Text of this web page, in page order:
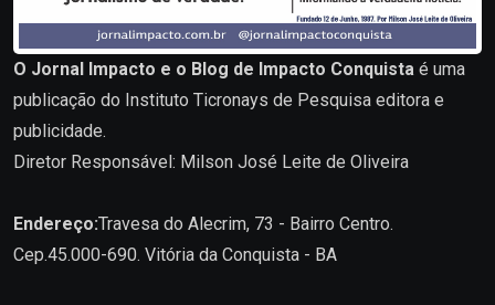
O Jornal Impacto e o Blog de Impacto Conquista é uma
publicação do Instituto Ticronays de Pesquisa editora e
publicidade.
Diretor Responsável: Milson José Leite de Oliveira
Endereço:Travesa do Alecrim, 73 - Bairro Centro.
Cep.45.000-690. Vitória da Conquista - BA